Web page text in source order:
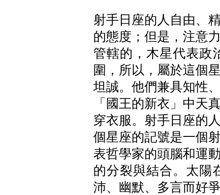
射手日座的人自由、
的態度；但是，注意
管轄的，木星代表政
圍，所以，屬於這個
坦誠。他們兼具知性
「國王的新衣」中天
穿衣服。射手日座的
個星座的記號是一個
表哲學家的頭腦和運
的分裂與結合。太陽
沛、幽默、多言而好